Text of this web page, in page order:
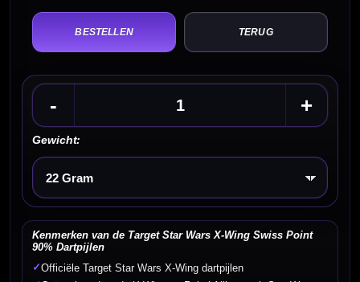
TERUG
- +
Gewicht:
Kies een optie
Kenmerken van de Target Star Wars X-Wing Swiss Point
90% Dartpijlen
✓Officiële Target Star Wars X-Wing dartpijlen